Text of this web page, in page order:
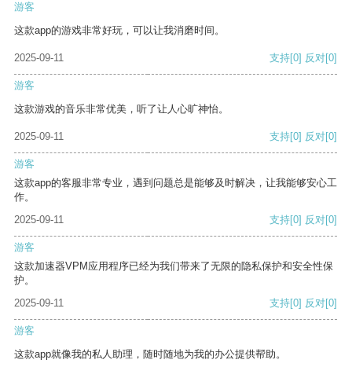
游客
这款app的游戏非常好玩，可以让我消磨时间。
2025-09-11 支持[0] 反对[0]
游客
这款游戏的音乐非常优美，听了让人心旷神怡。
2025-09-11 支持[0] 反对[0]
游客
这款app的客服非常专业，遇到问题总是能够及时解决，让我能够安心工
作。
2025-09-11
支持[0] 反对[0]
游客
这款加速器VPM应用程序已经为我们带来了无限的隐私保护和安全性保
护。
2025-09-11
支持[0] 反对[0]
游客
这款app就像我的私人助理，随时随地为我的办公提供帮助。